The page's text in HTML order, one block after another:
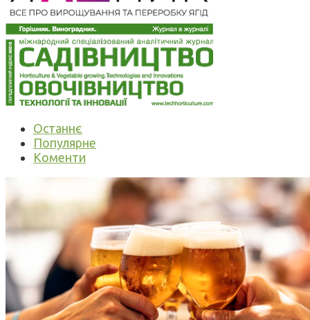
Останнє
Популярне
Коменти